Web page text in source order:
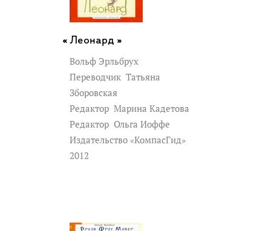
Леонард »
Вольф Эрльбрух
Переводчик Татьяна
Зборовская
Редактор Марина Кадетова
Редактор Ольга Иоффе
Издательство «КомпасГид»
2012